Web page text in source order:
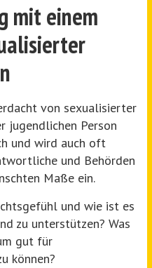
mit einem
von sexualisierter
jugendlichen Person
und wird auch oft
und Behörden
Maße ein.
und wie ist es
zu unterstützen? Was
gut für
können?